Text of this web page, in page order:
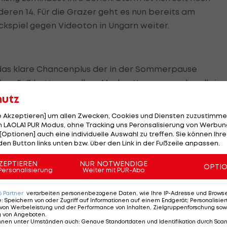
14. Für die Grazer geht es nun bereits am
gegen Videoton in Ungarn weiter.
klare Chancenplus der in der Sommerpause
Fuß hatte vor allem Markus Hammerer, der allein
scheiterte (37.). Gratzei hatte zuvor schon einen
über die Latte gedreht.
Champions-League-Qualifikation gegen Videoton
Kienast und Imre Szabics war nicht im Spiel bzw.
Gordon Schildenfeld erneut nicht immer
Mazana und Thomas Hinum eingelaufenen
Viertelstunde Spielzeit klar.
Akzeptieren] um allen Zwecken, Cookies und Diensten
PUR Modus, ohne Tracking uns Peronsalisierung von
auch eine individuelle Auswahl zu treffen. Sie können
Button links unten bzw. über den Link in der Fußzeile anpassen.
NUR NOTWENDIGE
Weiter mit PUR-Abo
Partner verarbeiten personenbezogene Daten, wie Ihre IP-Adresse und
: Speichern von oder Zugriff auf Informationen auf einem Endgerät;
Werbeleistung und der Performance von Inhalten, Zielgruppenforschung
von Angeboten
unter Umständen auch: Genaue Standortdaten und Identifikation durch